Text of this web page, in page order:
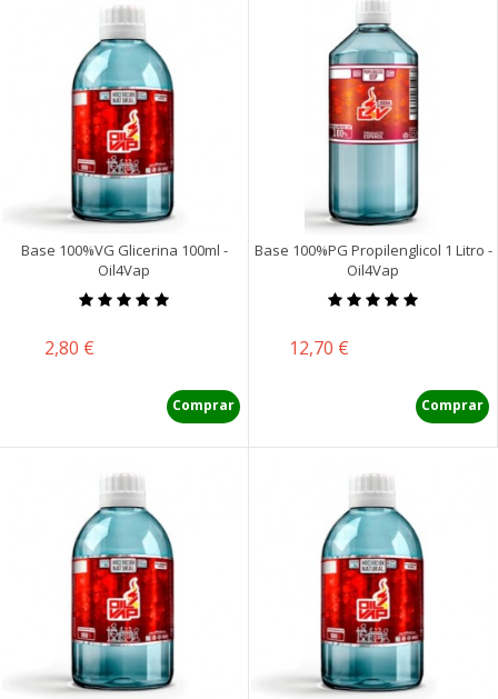
Base 100%VG Glicerina 100ml -
Oil4Vap
Precio
2,80 €
Comprar
Base 100%PG Propilenglicol 1 Litro -
Oil4Vap
Precio
12,70 €
Comprar